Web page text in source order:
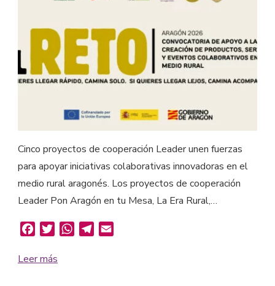
Cinco proyectos de cooperación Leader unen fuerzas
para apoyar iniciativas colaborativas innovadoras en el
medio rural aragonés. Los proyectos de cooperación
Leader Pon Aragón en tu Mesa, La Era Rural,…
FacebookTwitterWhatsAppTelegram
Leer más